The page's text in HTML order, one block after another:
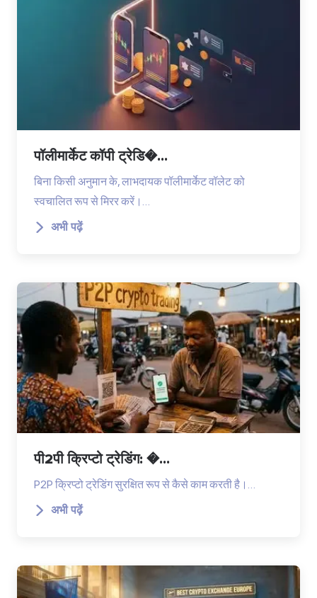
पॉलीमार्केट कॉपी ट्रेडि�...
बिना किसी अनुमान के, लाभदायक पॉलीमार्केट वॉलेट को
स्वचालित रूप से मिरर करें।…
अभी पढ़ें
पी2पी क्रिप्टो ट्रेडिंग: �...
P2P क्रिप्टो ट्रेडिंग सुरक्षित रूप से कैसे काम करती है।…
अभी पढ़ें